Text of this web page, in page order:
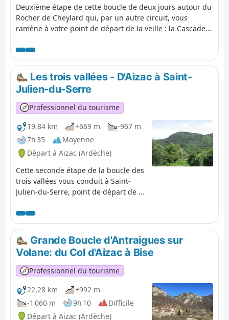
Deuxième étape de cette boucle de deux jours autour du
Rocher de Cheylard qui, par un autre circuit, vous
ramène à votre point de départ de la veille : la Cascade
Rouyon, plongez vers la Besorgues pour remonter sur
l'autre versant vers le plateau ardéchois : ici, les genêts
laissent la place aux myrtilles sauvages.
Les trois vallées - D'Aizac à Saint-
Julien-du-Serre
Professionnel du tourisme
19,84 km
+669 m
-967 m
7h 35
Moyenne
Départ à Aizac (Ardèche)
Cette seconde étape de la boucle des
trois vallées vous conduit à Saint-
Julien-du-Serre, point de départ de la
Tout en crête sur la première partie,
vous allez plonger de nouveau vers
la fraîcheur des trois vallées.
Traversée du magnifique hameau de
Thieurre, perché sur son éperon
rocheux offrant une vue
époustouflante sur la basse Ardèche,
la vallée de la Volane et celle de la
Besorgues.
Grande Boucle d'Antraigues sur
Volane: du Col d'Aizac à Bise
Professionnel du tourisme
22,28 km
+992 m
-1 060 m
9h 10
Difficile
Départ à Aizac (Ardèche)